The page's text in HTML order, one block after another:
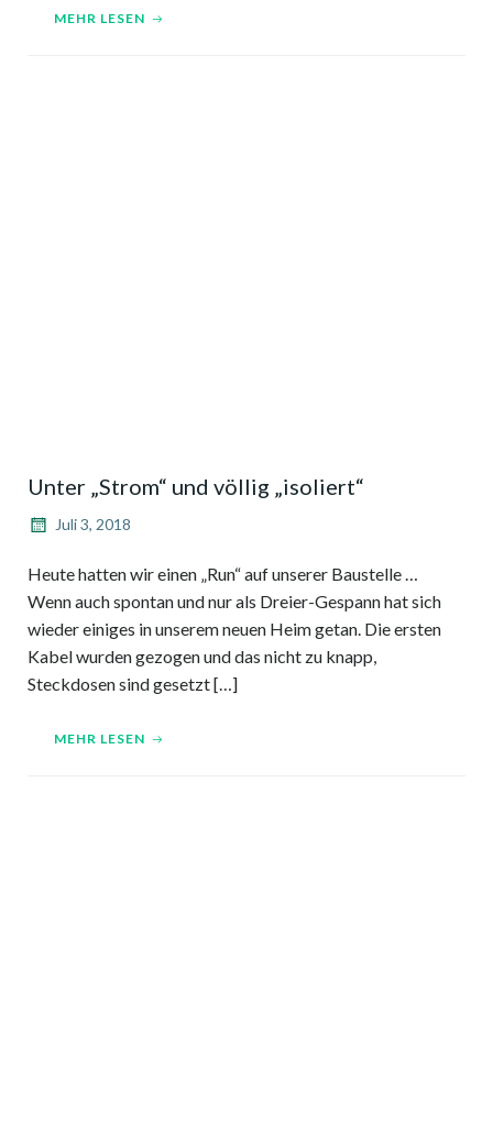
MEHR LESEN
Unter „Strom“ und völlig „isoliert“
Juli 3, 2018
Heute hatten wir einen „Run“ auf unserer Baustelle …
Wenn auch spontan und nur als Dreier-Gespann hat sich
wieder einiges in unserem neuen Heim getan. Die ersten
Kabel wurden gezogen und das nicht zu knapp,
Steckdosen sind gesetzt […]
MEHR LESEN